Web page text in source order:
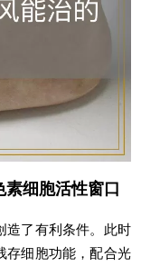
细胞活性窗口
造了有利条件。此时
存细胞功能，配合光